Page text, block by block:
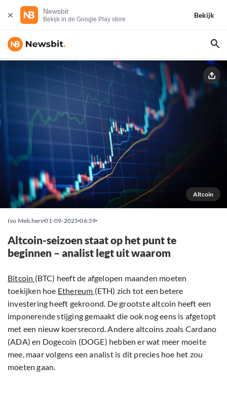
Newsbit
Bekijk in de Google Play store
Bekijk
Altcoin
Ivo Melchers 01-09-2025 06:59
Altcoin-seizoen staat op het punt te
beginnen – analist legt uit waarom
Bitcoin (BTC) heeft de afgelopen maanden moeten
toekijken hoe Ethereum (ETH) zich tot een betere
investering heeft gekroond. De grootste altcoin heeft een
imponerende stijging gemaakt die ook nog eens is afgetopt
met een nieuw koersrecord. Andere altcoins zoals Cardano
(ADA) en Dogecoin (DOGE) hebben er wat meer moeite
mee, maar volgens een analist is dit precies hoe het zou
moeten gaan.